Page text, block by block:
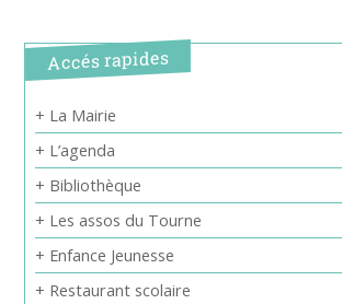
Accés rapides
+ La Mairie
+ L’agenda
+ Bibliothèque
+ Les assos du Tourne
+ Enfance Jeunesse
+ Restaurant scolaire